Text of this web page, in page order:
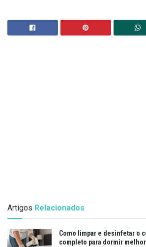
Artigos Relacionados
Como limpar e desinfetar o
completo para dormir melhor